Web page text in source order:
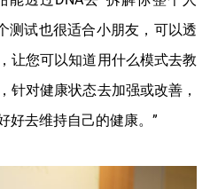
测试也很适合小朋友，可以透
让您可以知道用什么模式去教
针对健康状态去加强或改善，
好去维持自己的健康。”